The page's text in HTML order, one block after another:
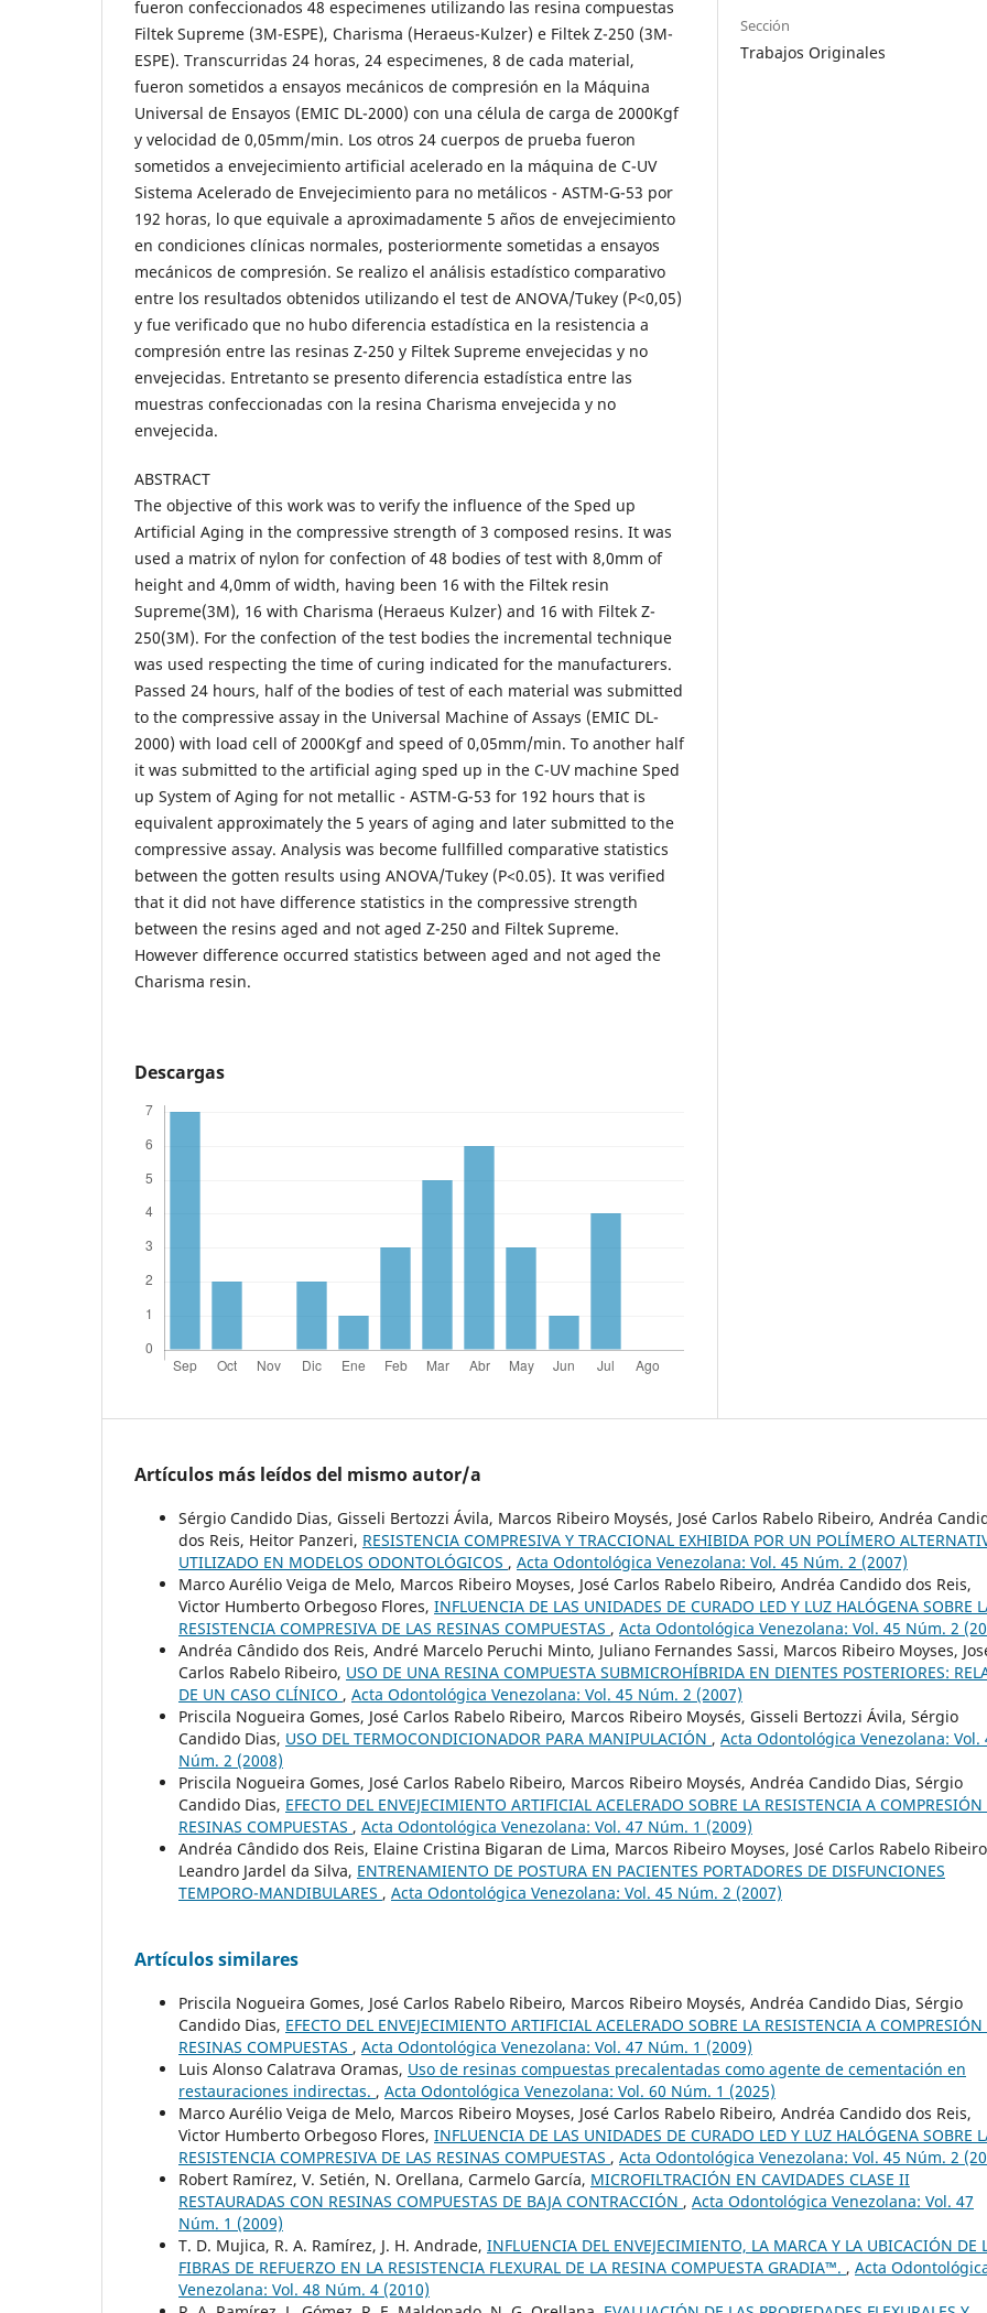
fueron confeccionados 48 especimenes utilizando las resina compuestas
Filtek Supreme (3M-ESPE), Charisma (Heraeus-Kulzer) e Filtek Z-250 (3M-
ESPE). Transcurridas 24 horas, 24 especimenes, 8 de cada material,
fueron sometidos a ensayos mecánicos de compresión en la Máquina
Universal de Ensayos (EMIC DL-2000) con una célula de carga de 2000Kgf
y velocidad de 0,05mm/min. Los otros 24 cuerpos de prueba fueron
sometidos a envejecimiento artificial acelerado en la máquina de C-UV
Sistema Acelerado de Envejecimiento para no metálicos - ASTM-G-53 por
192 horas, lo que equivale a aproximadamente 5 años de envejecimiento
en condiciones clínicas normales, posteriormente sometidas a ensayos
mecánicos de compresión. Se realizo el análisis estadístico comparativo
entre los resultados obtenidos utilizando el test de ANOVA/Tukey (P<0,05)
y fue verificado que no hubo diferencia estadística en la resistencia a
compresión entre las resinas Z-250 y Filtek Supreme envejecidas y no
envejecidas. Entretanto se presento diferencia estadística entre las
muestras confeccionadas con la resina Charisma envejecida y no
envejecida.
ABSTRACT
The objective of this work was to verify the influence of the Sped up
Artificial Aging in the compressive strength of 3 composed resins. It was
used a matrix of nylon for confection of 48 bodies of test with 8,0mm of
height and 4,0mm of width, having been 16 with the Filtek resin
Supreme(3M), 16 with Charisma (Heraeus Kulzer) and 16 with Filtek Z-
250(3M). For the confection of the test bodies the incremental technique
was used respecting the time of curing indicated for the manufacturers.
Passed 24 hours, half of the bodies of test of each material was submitted
to the compressive assay in the Universal Machine of Assays (EMIC DL-
2000) with load cell of 2000Kgf and speed of 0,05mm/min. To another half
it was submitted to the artificial aging sped up in the C-UV machine Sped
up System of Aging for not metallic - ASTM-G-53 for 192 hours that is
equivalent approximately the 5 years of aging and later submitted to the
compressive assay. Analysis was become fullfilled comparative statistics
between the gotten results using ANOVA/Tukey (P<0.05). It was verified
that it did not have difference statistics in the compressive strength
between the resins aged and not aged Z-250 and Filtek Supreme.
However difference occurred statistics between aged and not aged the
Charisma resin.
Descargas
Sección
Trabajos Originales
Artículos más leídos del mismo autor/a
Sérgio Candido Dias, Gisseli Bertozzi Ávila, Marcos Ribeiro Moysés, José Carlos Rabelo Ribeiro, Andréa
dos Reis, Heitor Panzeri, RESISTENCIA COMPRESIVA Y TRACCIONAL EXHIBIDA POR UN POLÍMERO
UTILIZADO EN MODELOS ODONTOLÓGICOS , Acta Odontológica Venezolana: Vol. 45 Núm. 2 (2007)
Marco Aurélio Veiga de Melo, Marcos Ribeiro Moyses, José Carlos Rabelo Ribeiro, Andréa Candido dos Reis,
Victor Humberto Orbegoso Flores, INFLUENCIA DE LAS UNIDADES DE CURADO LED Y LUZ HALÓGENA SOBRE
RESISTENCIA COMPRESIVA DE LAS RESINAS COMPUESTAS , Acta Odontológica Venezolana: Vol. 45 Núm. 2
Andréa Cândido dos Reis, André Marcelo Peruchi Minto, Juliano Fernandes Sassi, Marcos Ribeiro Moyses,
Carlos Rabelo Ribeiro, USO DE UNA RESINA COMPUESTA SUBMICROHÍBRIDA EN DIENTES POSTERIORES:
DE UN CASO CLÍNICO , Acta Odontológica Venezolana: Vol. 45 Núm. 2 (2007)
Priscila Nogueira Gomes, José Carlos Rabelo Ribeiro, Marcos Ribeiro Moysés, Gisseli Bertozzi Ávila, Sérgio
Candido Dias, USO DEL TERMOCONDICIONADOR PARA MANIPULACIÓN , Acta Odontológica Venezolana: Vol.
Núm. 2 (2008)
Priscila Nogueira Gomes, José Carlos Rabelo Ribeiro, Marcos Ribeiro Moysés, Andréa Candido Dias, Sérgio
Candido Dias, EFECTO DEL ENVEJECIMIENTO ARTIFICIAL ACELERADO SOBRE LA RESISTENCIA A COMPRESIÓN
RESINAS COMPUESTAS , Acta Odontológica Venezolana: Vol. 47 Núm. 1 (2009)
Andréa Cândido dos Reis, Elaine Cristina Bigaran de Lima, Marcos Ribeiro Moyses, José Carlos Rabelo
Leandro Jardel da Silva, ENTRENAMIENTO DE POSTURA EN PACIENTES PORTADORES DE DISFUNCIONES
TEMPORO-MANDIBULARES , Acta Odontológica Venezolana: Vol. 45 Núm. 2 (2007)
Artículos similares
Priscila Nogueira Gomes, José Carlos Rabelo Ribeiro, Marcos Ribeiro Moysés, Andréa Candido Dias, Sérgio
Candido Dias, EFECTO DEL ENVEJECIMIENTO ARTIFICIAL ACELERADO SOBRE LA RESISTENCIA A COMPRESIÓN
RESINAS COMPUESTAS , Acta Odontológica Venezolana: Vol. 47 Núm. 1 (2009)
Luis Alonso Calatrava Oramas, Uso de resinas compuestas precalentadas como agente de cementación en
restauraciones indirectas. , Acta Odontológica Venezolana: Vol. 60 Núm. 1 (2025)
Marco Aurélio Veiga de Melo, Marcos Ribeiro Moyses, José Carlos Rabelo Ribeiro, Andréa Candido dos Reis,
Victor Humberto Orbegoso Flores, INFLUENCIA DE LAS UNIDADES DE CURADO LED Y LUZ HALÓGENA SOBRE
RESISTENCIA COMPRESIVA DE LAS RESINAS COMPUESTAS , Acta Odontológica Venezolana: Vol. 45 Núm. 2
Robert Ramírez, V. Setién, N. Orellana, Carmelo García, MICROFILTRACIÓN EN CAVIDADES CLASE II
RESTAURADAS CON RESINAS COMPUESTAS DE BAJA CONTRACCIÓN , Acta Odontológica Venezolana: Vol. 47
Núm. 1 (2009)
T. D. Mujica, R. A. Ramírez, J. H. Andrade, INFLUENCIA DEL ENVEJECIMIENTO, LA MARCA Y LA UBICACIÓN DE
FIBRAS DE REFUERZO EN LA RESISTENCIA FLEXURAL DE LA RESINA COMPUESTA GRADIA™. , Acta
Venezolana: Vol. 48 Núm. 4 (2010)